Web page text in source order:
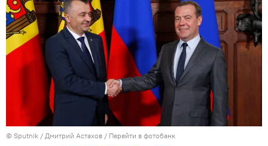
© Sputnik / Дмитрий Астахов / Перейти в фотобанк